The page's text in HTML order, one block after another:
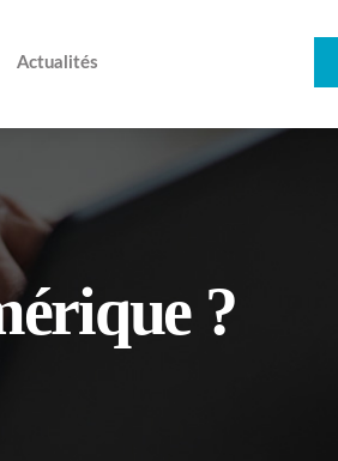
Actualités
?